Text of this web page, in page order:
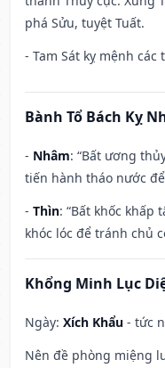
phá Sửu, tuyệt Tuất.
- Tam Sát kỵ mệnh các
Bành Tổ Bách Kỵ
- Nhâm: “Bất ương
tiến hành tháo nước
- Thìn: “Bất khốc khấp
khóc lóc để tránh chủ
Khổng Minh Lục
Ngày: Xích Khẩu - tức
Nên đề phòng miệng